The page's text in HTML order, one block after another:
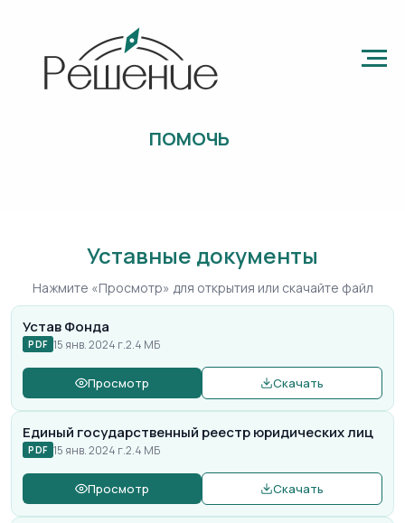
ПОМОЧЬ
Уставные документы
Нажмите «Просмотр» для открытия или скачайте файл
Устав Фонда
PDF 15 янв. 2024 г.2.4 МБ
Просмотр Скачать
Единый государственный реестр юридических лиц
PDF 15 янв. 2024 г.2.4 МБ
Просмотр Скачать